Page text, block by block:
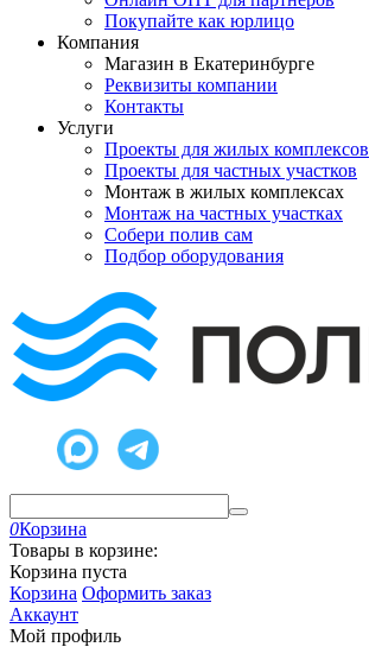
Покупайте как юрлицо
Компания
Магазин в Екатеринбурге
Реквизиты компании
Контакты
Услуги
Проекты для жилых комплексов
Проекты для частных участков
Монтаж в жилых комплексах
Монтаж на частных участках
Собери полив сам
Подбор оборудования
0Корзина
Товары в корзине:
Корзина пуста
Корзина Оформить заказ
Аккаунт
Мой профиль